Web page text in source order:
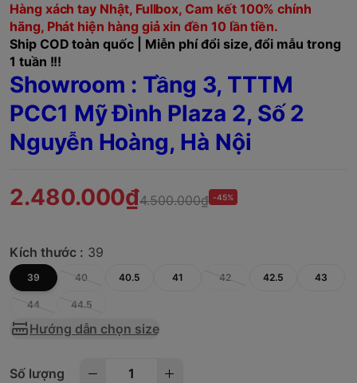
Hàng xách tay Nhật, Fullbox, Cam kết 100% chính
hãng, Phát hiện hàng giả xin đền 10 lần tiền.
Ship COD toàn quốc | Miễn phí đổi size, đổi mẫu trong
1 tuần !!!
Showroom : Tầng 3, TTTM
PCC1 Mỹ Đình Plaza 2, Số 2
Nguyễn Hoàng, Hà Nội
2.480.000₫4.500.000₫ -45%
Kích thước : 39
39 40 40.5 41 42 42.5 43
44 44.5
Hướng dẫn chọn size
Số lượng